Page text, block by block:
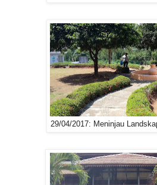
29/04/2017: Meninjau